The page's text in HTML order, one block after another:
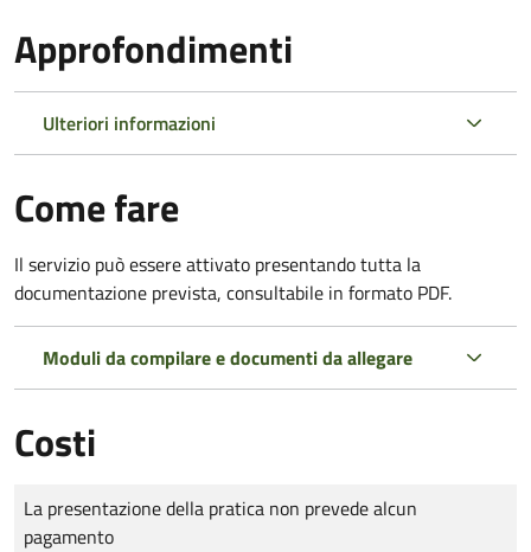
Approfondimenti
Ulteriori informazioni
Come fare
Il servizio può essere attivato presentando tutta la
documentazione prevista, consultabile in formato PDF.
Moduli da compilare e documenti da allegare
Costi
Tipo di pagamento
Importo
La presentazione della pratica non prevede alcun
pagamento